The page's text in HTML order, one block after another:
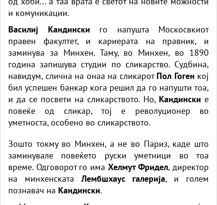
и комуникации.
Василиј Кандински го напушта Москосвкиот
правен факултет, и кариерата на правник, и
заминува за Минхен. Таму, во Минхен, во 1890
година запишува студии по сликарство. Судбина,
навидум, слична на онаа на сликаротПол Гоген кој
бил успешен банкар кога решил да го напушти тоа,
и да се посвети на сликарството. Но, Кандински е
повеќе од сликар, тој е револуционер во
уметноста, особено во сликарството.
Зошто токму во Минхен, а не во Париз, каде што
заминувале повеќето руски уметници во тоа
време. Одговорот го има Хелмут Фридел, директор
на минхенската Лембшхаус галерија, и голем
познавач на Кандински.